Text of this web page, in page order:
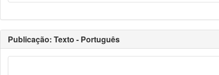
Publicação: Texto - Português